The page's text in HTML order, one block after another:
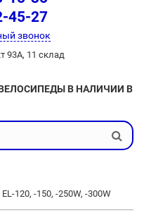
45-27
звонок
93А, 11 склад
В НАЛИЧИИ В
120, -150, -250W, -300W